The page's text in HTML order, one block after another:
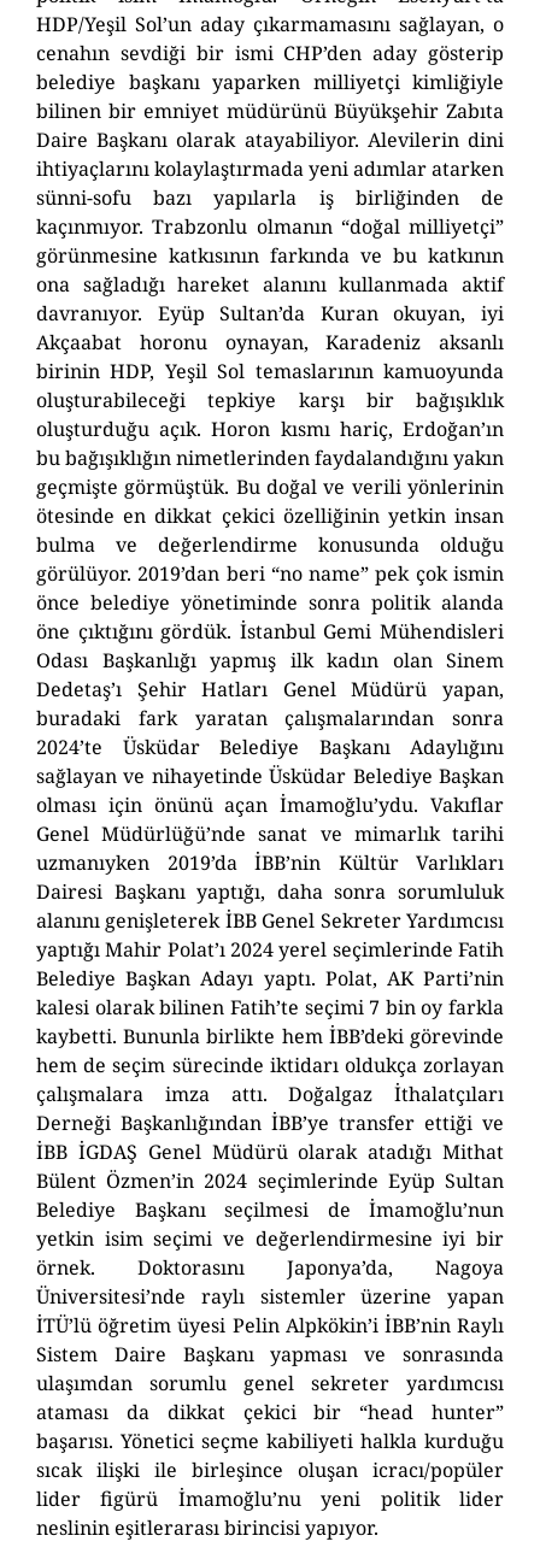
HDP/Yeşil Sol’un aday çıkarmamasını sağlayan, o
cenahın sevdiği bir ismi CHP’den aday gösterip
belediye başkanı yaparken milliyetçi kimliğiyle
bilinen bir emniyet müdürünü Büyükşehir Zabıta
Daire Başkanı olarak atayabiliyor. Alevilerin dini
ihtiyaçlarını kolaylaştırmada yeni adımlar atarken
sünni-sofu bazı yapılarla iş birliğinden de
kaçınmıyor. Trabzonlu olmanın “doğal milliyetçi”
görünmesine katkısının farkında ve bu katkının
ona sağladığı hareket alanını kullanmada aktif
davranıyor. Eyüp Sultan’da Kuran okuyan, iyi
Akçaabat horonu oynayan, Karadeniz aksanlı
birinin HDP, Yeşil Sol temaslarının kamuoyunda
oluşturabileceği tepkiye karşı bir bağışıklık
oluşturduğu açık. Horon kısmı hariç, Erdoğan’ın
bu bağışıklığın nimetlerinden faydalandığını yakın
geçmişte görmüştük. Bu doğal ve verili yönlerinin
ötesinde en dikkat çekici özelliğinin yetkin insan
bulma ve değerlendirme konusunda olduğu
görülüyor. 2019’dan beri “no name” pek çok ismin
önce belediye yönetiminde sonra politik alanda
öne çıktığını gördük. İstanbul Gemi Mühendisleri
Odası Başkanlığı yapmış ilk kadın olan Sinem
Dedetaş’ı Şehir Hatları Genel Müdürü yapan,
buradaki fark yaratan çalışmalarından sonra
2024’te Üsküdar Belediye Başkanı Adaylığını
sağlayan ve nihayetinde Üsküdar Belediye Başkan
olması için önünü açan İmamoğlu’ydu. Vakıflar
Genel Müdürlüğü’nde sanat ve mimarlık tarihi
uzmanıyken 2019’da İBB’nin Kültür Varlıkları
Dairesi Başkanı yaptığı, daha sonra sorumluluk
alanını genişleterek İBB Genel Sekreter Yardımcısı
yaptığı Mahir Polat’ı 2024 yerel seçimlerinde Fatih
Belediye Başkan Adayı yaptı. Polat, AK Parti’nin
kalesi olarak bilinen Fatih’te seçimi 7 bin oy farkla
kaybetti. Bununla birlikte hem İBB’deki görevinde
hem de seçim sürecinde iktidarı oldukça zorlayan
çalışmalara imza attı. Doğalgaz İthalatçıları
Derneği Başkanlığından İBB’ye transfer ettiği ve
İBB İGDAŞ Genel Müdürü olarak atadığı Mithat
Bülent Özmen’in 2024 seçimlerinde Eyüp Sultan
Belediye Başkanı seçilmesi de İmamoğlu’nun
yetkin isim seçimi ve değerlendirmesine iyi bir
örnek. Doktorasını Japonya’da, Nagoya
Üniversitesi’nde raylı sistemler üzerine yapan
İTÜ’lü öğretim üyesi Pelin Alpkökin’i İBB’nin Raylı
Sistem Daire Başkanı yapması ve sonrasında
ulaşımdan sorumlu genel sekreter yardımcısı
ataması da dikkat çekici bir “head hunter”
başarısı. Yönetici seçme kabiliyeti halkla kurduğu
sıcak ilişki ile birleşince oluşan icracı/popüler
lider figürü İmamoğlu’nu yeni politik lider
neslinin eşitlerarası birincisi yapıyor.